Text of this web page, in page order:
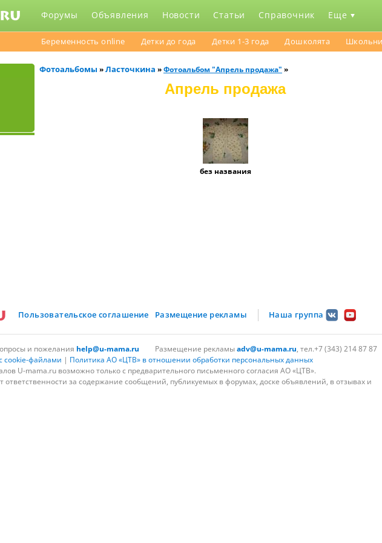
Форумы Объявления Новости Статьи Справочник Еще
Беременность online Детки до года Детки 1-3 года Дошколята
Фотоальбомы »Ласточкина »Фотоальбом "Апрель продажа" »
Апрель продажа
без названия
Пользовательское соглашение
Размещение рекламы Наша группа
и пожелания help@u-mama.ru Размещение рекламыadv@u-mama.ru, тел.+7 (343) 214 87 87
cookie-файлами | Политика АО «ЦТВ» в отношении обработки персональных данных
U-mama.ru возможно только с предварительного письменного согласия АО «ЦТВ».
ответственности за содержание сообщений, публикуемых в форумах, доске объявлений, в отзывах и